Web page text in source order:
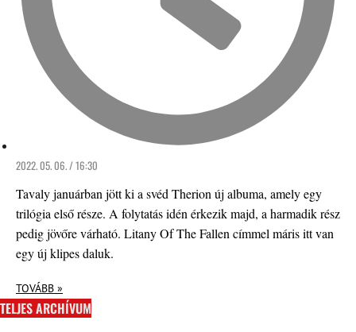
2022. 05. 06. / 16:30
Tavaly januárban jött ki a svéd Therion új albuma, amely egy
trilógia első része. A folytatás idén érkezik majd, a harmadik rész
pedig jövőre várható. Litany Of The Fallen címmel máris itt van
egy új klipes daluk.
TOVÁBB »
TELJES ARCHÍVUM